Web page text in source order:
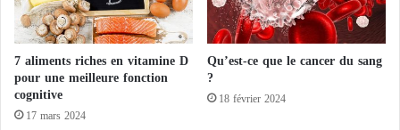
m
e
r
c
e
n
m
a
n
s
e
t
7 aliments riches en vitamine D
pour une meilleure fonction
cognitive
17 mars 2024
Qu’est-ce que le cancer du sang
?
18 février 2024